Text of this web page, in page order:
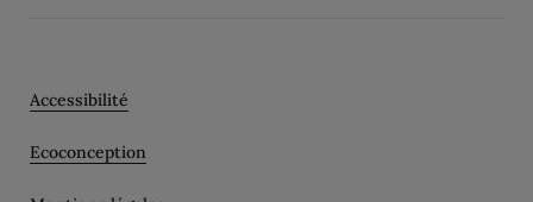
Accessibilité
Ecoconception